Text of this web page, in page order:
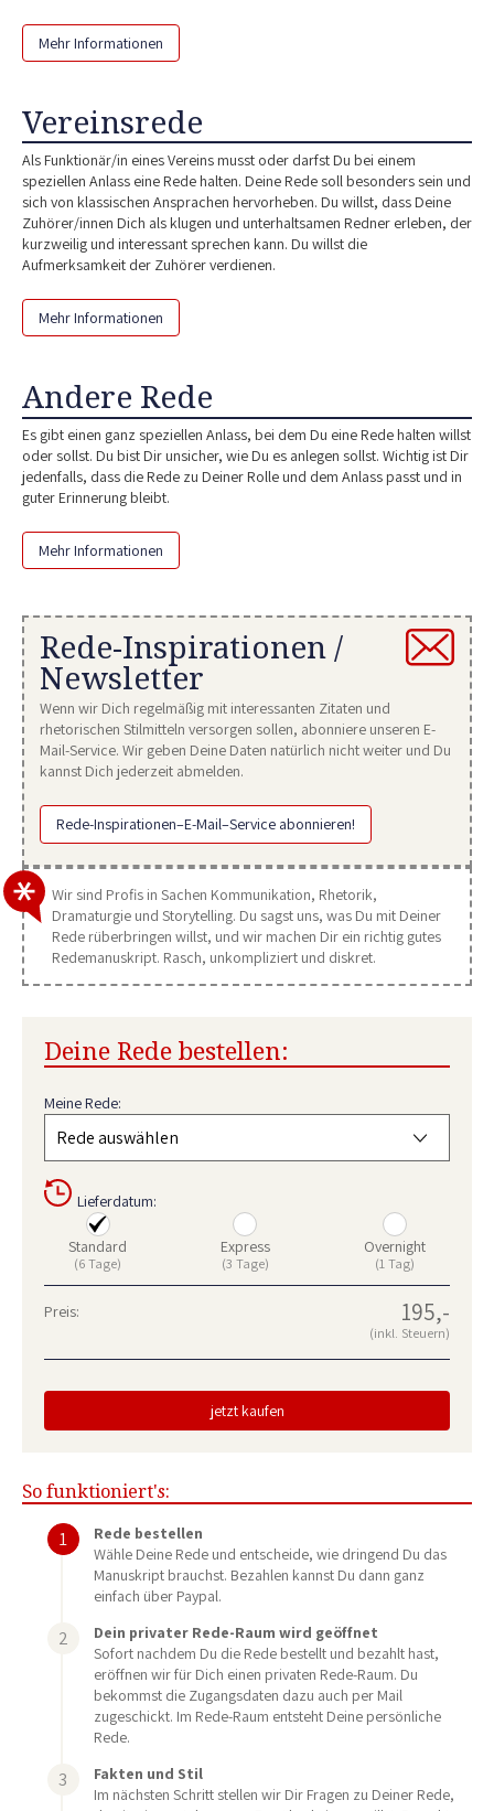
Mehr Informationen
Vereinsrede
Als Funktionär/in eines Vereins musst oder darfst Du bei einem
speziellen Anlass eine Rede halten. Deine Rede soll besonders sein und
sich von klassischen Ansprachen hervorheben. Du willst, dass Deine
Zuhörer/innen Dich als klugen und unterhaltsamen Redner erleben, der
kurzweilig und interessant sprechen kann. Du willst die
Aufmerksamkeit der Zuhörer verdienen.
Mehr Informationen
Andere Rede
Es gibt einen ganz speziellen Anlass, bei dem Du eine Rede halten willst
oder sollst. Du bist Dir unsicher, wie Du es anlegen sollst. Wichtig ist Dir
jedenfalls, dass die Rede zu Deiner Rolle und dem Anlass passt und in
guter Erinnerung bleibt.
Mehr Informationen
Rede-Inspirationen /
Newsletter
Wenn wir Dich regelmäßig mit interessanten Zitaten und
rhetorischen Stilmitteln versorgen sollen, abonniere unseren E-
Mail-Service. Wir geben Deine Daten natürlich nicht weiter und Du
kannst Dich jederzeit abmelden.
Rede-Inspirationen–E-Mail–Service abonnieren!
Wir sind Profis in Sachen Kommunikation, Rhetorik,
Dramaturgie und Storytelling. Du sagst uns, was Du mit Deiner
Rede rüberbringen willst, und wir machen Dir ein richtig gutes
Redemanuskript. Rasch, unkompliziert und diskret.
Deine Rede bestellen:
Meine Rede:
Lieferdatum:
Standard
(6 Tage)
Express
(3 Tage)
Overnight
(1 Tag)
Preis: 195,-
(inkl. Steuern)
jetzt kaufen
So funktioniert's:
Rede bestellen
Wähle Deine Rede und entscheide, wie dringend Du das
Manuskript brauchst. Bezahlen kannst Du dann ganz
einfach über Paypal.
Dein privater Rede-Raum wird geöffnet
Sofort nachdem Du die Rede bestellt und bezahlt hast,
eröffnen wir für Dich einen privaten Rede-Raum. Du
bekommst die Zugangsdaten dazu auch per Mail
zugeschickt. Im Rede-Raum entsteht Deine persönliche
Rede.
Fakten und Stil
Im nächsten Schritt stellen wir Dir Fragen zu Deiner Rede,